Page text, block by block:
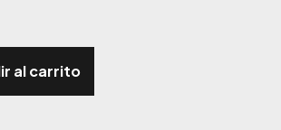
al carrito